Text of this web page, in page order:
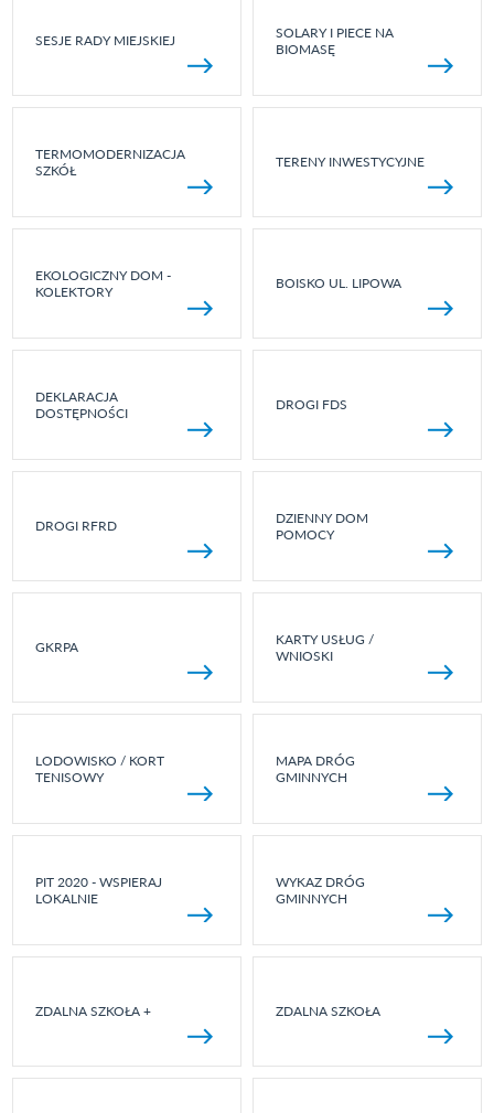
SESJE RADY MIEJSKIEJ
SOLARY I PIECE NA
BIOMASĘ
TERMOMODERNIZACJA
SZKÓŁ
TERENY INWESTYCYJNE
EKOLOGICZNY DOM -
KOLEKTORY
BOISKO UL. LIPOWA
DEKLARACJA
DOSTĘPNOŚCI
DROGI FDS
DROGI RFRD
DZIENNY DOM
POMOCY
GKRPA
KARTY USŁUG /
WNIOSKI
LODOWISKO / KORT
TENISOWY
MAPA DRÓG
GMINNYCH
PIT 2020 - WSPIERAJ
LOKALNIE
WYKAZ DRÓG
GMINNYCH
ZDALNA SZKOŁA + ZDALNA SZKOŁA